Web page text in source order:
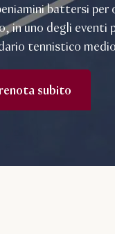
battersi per
in uno degli eventi
tennistico
subito